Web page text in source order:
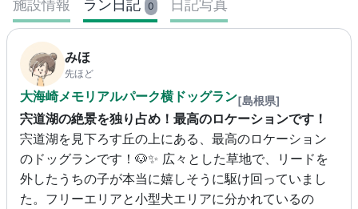
施設情報 ラン日記 0 日記写真
みほ
先ほど
大海崎メモリアルパーク横ドッグラン[島根県]
宍道湖の絶景を独り占め！最高のロケーションです！
宍道湖を見下ろす丘の上にある、最高のロケーション
のドッグランです！🐶✨ 広々とした草地で、リードを
外したうちの子が本当に嬉しそうに駆け回っていまし
た。フリーエリアと小型犬エリアに分かれているの